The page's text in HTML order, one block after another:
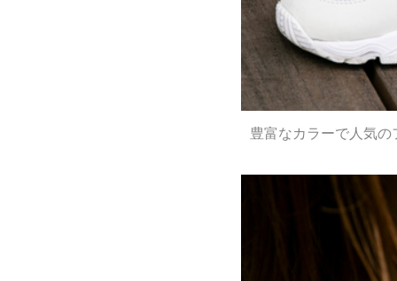
豊富なカラーで人気